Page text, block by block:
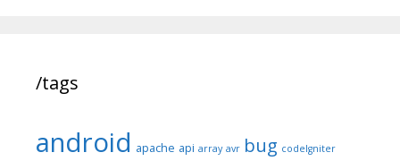
/tags
android apache api array avr bug codeIgniter